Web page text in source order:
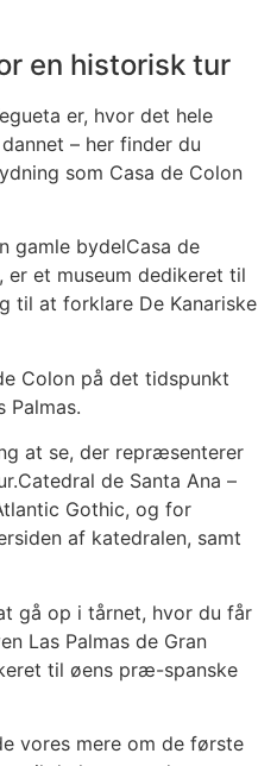
en historisk tur
er, hvor det hele
– her finder du
som Casa de Colon
gamle bydelCasa de
er et museum dedikeret til
til at forklare De Kanariske
Colon på det tidspunkt
Palmas.
at se, der repræsenterer
de Santa Ana –
Gothic, og for
af ​​katedralen, samt
gå op i tårnet, hvor du får
Las Palmas de Gran
til øens præ-spanske
vores mere om de første